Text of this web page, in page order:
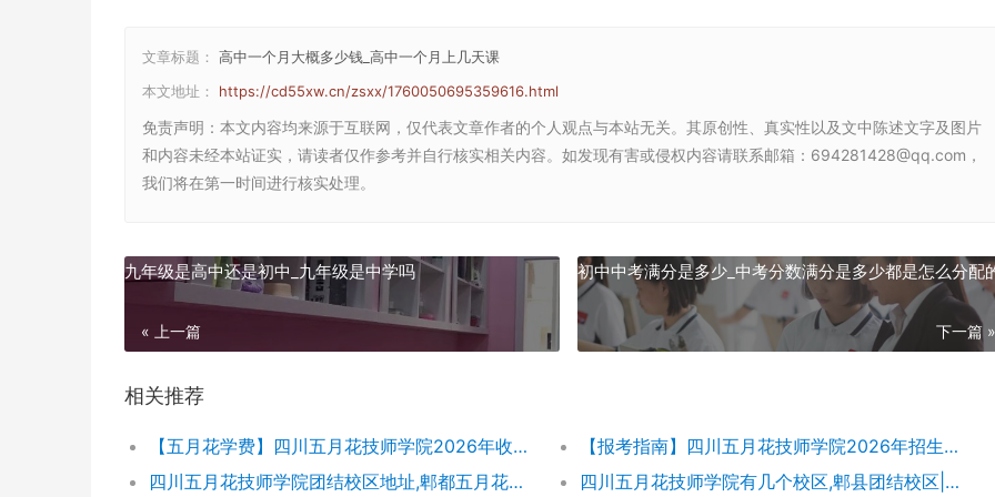
文章标题： 高中一个月大概多少钱_高中一个月上几天课
本文地址： https://cd55xw.cn/zsxx/1760050695359616.html
免责声明 ：本文内容均来源于互联网，仅代表文章作者的个人观点与本站无关。其原创性、真实性以及文中陈述文字及图片
和内容未经本站证实，请读者仅作参考并自行核实相关内容。如发现有害或侵权内容请联系邮箱：694281428@qq.com，
我们将在第一时间进行核实处理。
九年级是高中还是初中_九年级是中学吗
« 上一篇
初中中考满分是多少_中考分数满分是多少都是怎么分配
下一篇 »
相关推荐
【五月花学费】四川五月花技师学院2026年收费标准及招生专业
【报考指南】四川五月花技师学院2026年招生简章及学费表
四川五月花技师学院团结校区地址,郫都五月花校园环境好不好
四川五月花技师学院有几个校区,郫县团结校区|金堂校区|康定分校